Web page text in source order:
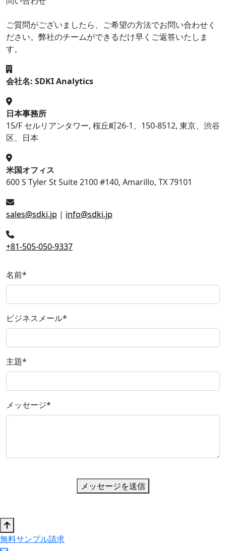
ご質問がございましたら、ご希望の方法でお問い合わせく
ださい。弊社のチームができるだけ早くご返答いたしま
す。
会社名: SDKI Analytics
日本事務所
15/F セルリアンタワー, 桜丘町26-1、150-8512, 東京、渋谷
区、日本
米国オフィス
600 S Tyler St Suite 2100 #140, Amarillo, TX 79101
sales@sdki.jp | info@sdki.jp
+81-505-050-9337
名前*
ビジネスメール*
主題*
メッセージ*
メッセージを送信
無料サンプル請求